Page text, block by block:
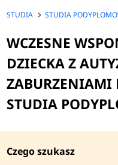
STUDIA STUDIA
WCZESNE
DZIECKA Z
ZABURZENIAMI
STUDIA
Czego szukasz